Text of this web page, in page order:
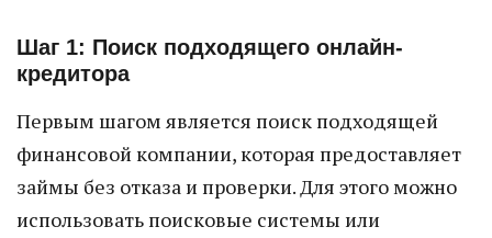
Шаг 1: Поиск подходящего онлайн-
кредитора
Первым шагом является поиск подходящей
финансовой компании, которая предоставляет
займы без отказа и проверки. Для этого можно
использовать поисковые системы или